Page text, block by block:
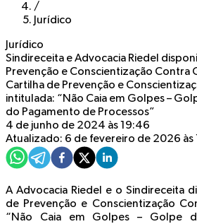
/
Jurídico
Jurídico
Sindireceita e Advocacia Riedel
Prevenção e Conscientização Contra
Cartilha de Prevenção e
intitulada: “Não Caia em Golpes –
do Pagamento de Processos”
4 de junho de 2024 às 19:46
Atualizado: 6 de fevereiro de 2026 às
A Advocacia Riedel e o Sindireceita
de Prevenção e Conscientização
“Não Caia em Golpes – Golpe